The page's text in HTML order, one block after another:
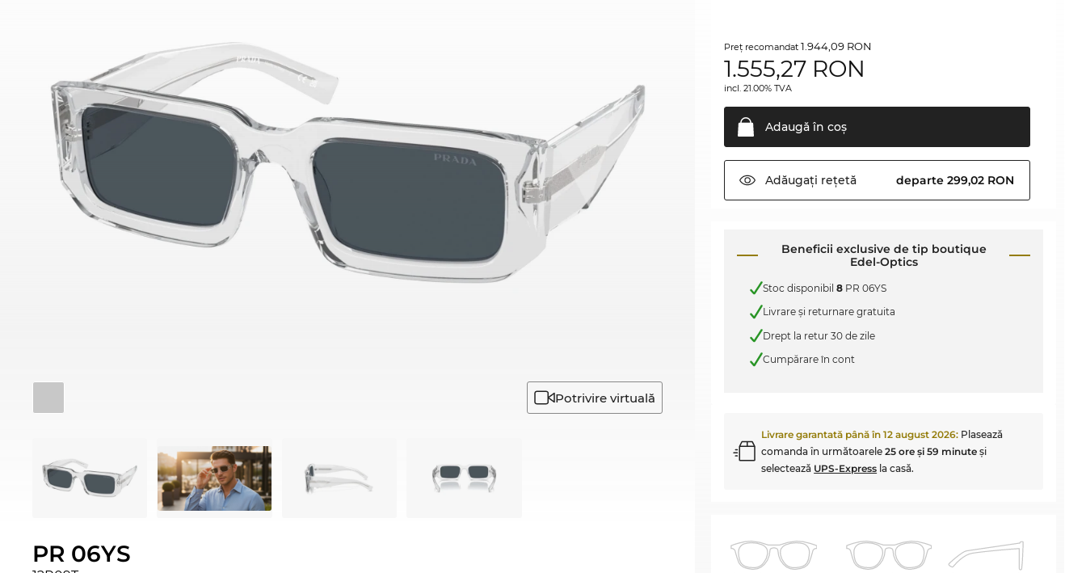
Potrivire virtuală
PR 06YS
Preţ recomandat1.944,09 RON
1.555,27 RON
incl. 21.00% TVA
Adaugă în coş
Adăugați rețetă departe 299,02 RON
Beneficii exclusive de tip boutique
Edel-Optics
Stoc disponibil8 PR 06YS
Livrare şi returnare gratuita
Drept la retur 30 de zile
Cumpărare în cont
Livrare garantată până în12 august 2026: Plasează
comanda în următoarele25 ore şi 59 minute şi
selectează UPS-Express la casă.